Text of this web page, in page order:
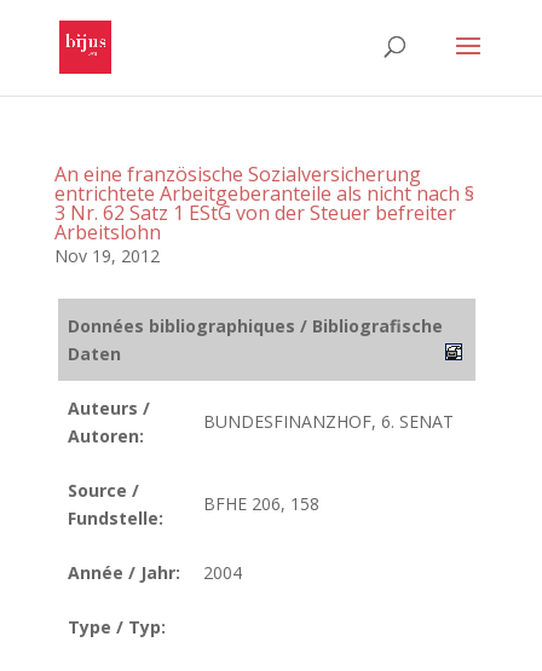
An eine französische Sozialversicherung
entrichtete Arbeitgeberanteile als nicht nach §
3 Nr. 62 Satz 1 EStG von der Steuer befreiter
Arbeitslohn
Nov 19, 2012
Données bibliographiques / Bibliografische
Daten
Auteurs /
Autoren:
BUNDESFINANZHOF, 6. SENAT
Source /
Fundstelle:
BFHE 206, 158
Année / Jahr: 2004
Type / Typ: